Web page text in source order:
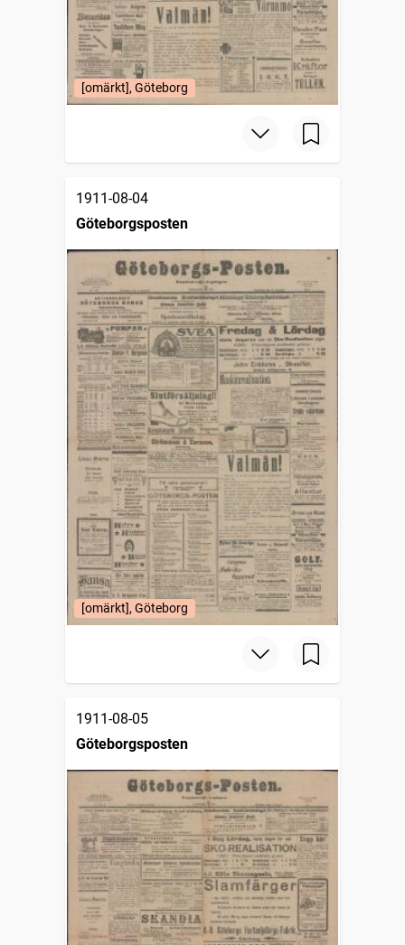
[omärkt], Göteborg
1911-08-04
Göteborgsposten
[omärkt], Göteborg
1911-08-05
Göteborgsposten